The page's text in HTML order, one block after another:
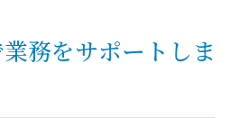
務をサポートしま